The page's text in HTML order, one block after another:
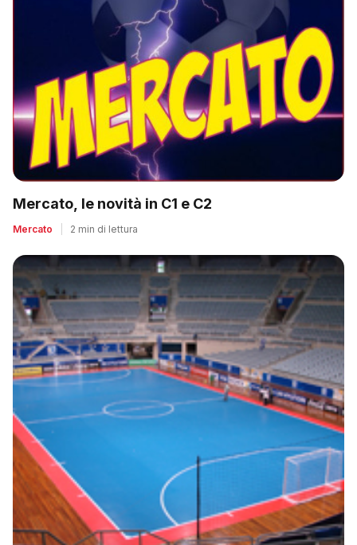
Mercato, le novità in C1 e C2
Mercato 2 min di lettura